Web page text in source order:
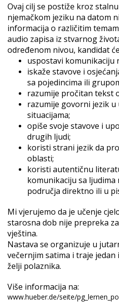
Ovaj cilj se postiže kroz
njemačkom jeziku na datom
informacija o različitim
audio zapisa iz stvarnog
određenom nivou, kandidat
uspostavi komunikaciju
iskaže stavove i
sa pojedincima ili
razumije pročitan tekst
razumije govorni jezik
situacijama;
opiše svoje stavove i
drugih ljudi;
koristi strani jezik da
oblasti;
koristi autentičnu
komunikaciju sa
područja direktno ili u
Mi vjerujemo da je učenje
starosna dob nije prepreka
vještina.
Nastava se organizuje u
večernjim satima i traje jedan
želji polaznika.
Više informacija na:
www.hueber.de/seite/